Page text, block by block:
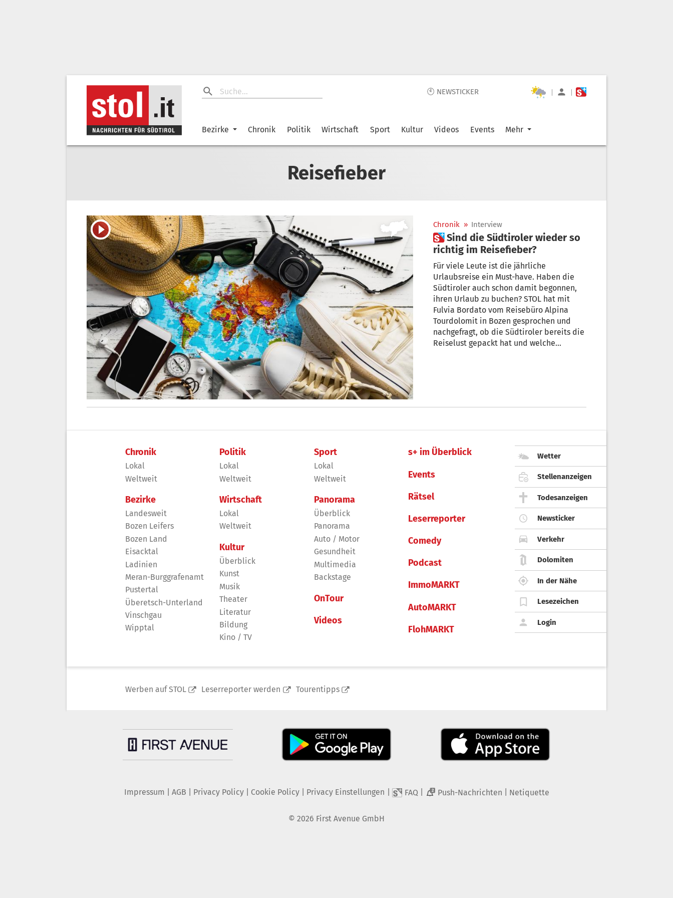
🕙 NEWSTICKER | |
Bezirke Chronik Politik Wirtschaft Sport Kultur Videos Events Mehr
Reisefieber
Chronik » Interview
 Sind die Südtiroler wieder so
richtig im Reisefieber?
Für viele Leute ist die jährliche
Urlaubsreise ein Must-have. Haben die
Südtiroler auch schon damit begonnen,
ihren Urlaub zu buchen? STOL hat mit
Fulvia Bordato vom Reisebüro Alpina
Tourdolomit in Bozen gesprochen und
nachgefragt, ob die Südtiroler bereits die
Reiselust gepackt hat und welche
Chronik
Lokal
Weltweit
Bezirke
Landesweit
Bozen Leifers
Bozen Land
Eisacktal
Ladinien
Meran-Burggrafenamt
Pustertal
Überetsch-Unterland
Vinschgau
Wipptal
Politik
Lokal
Weltweit
Wirtschaft
Lokal
Weltweit
Kultur
Überblick
Kunst
Musik
Theater
Literatur
Bildung
Kino / TV
Sport
Lokal
Weltweit
Panorama
Überblick
Panorama
Auto / Motor
Gesundheit
Multimedia
Backstage
OnTour
Videos
s+ im Überblick
Events
Rätsel
Leserreporter
Comedy
Podcast
ImmoMARKT
AutoMARKT
FlohMARKT
Wetter
Stellenanzeigen
Todesanzeigen
Newsticker
Verkehr
Dolomiten
In der Nähe
Lesezeichen
Login
Werben auf STOL Leserreporter werden Tourentipps
Impressum AGB Privacy Policy| Cookie Policy| Privacy Einstellungen FAQ 2 Push-Nachrichten Netiquette
© 2026 First Avenue GmbH